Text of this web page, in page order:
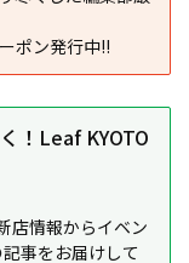
ポン発行中!!
！Leaf KYOTO
店情報からイベン
事をお届けして